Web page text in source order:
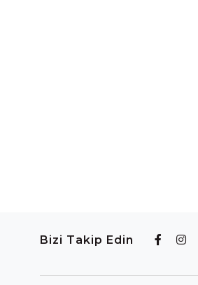
Bizi Takip Edin